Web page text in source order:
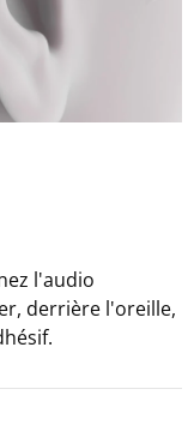
l'audio
derrière l'oreille,